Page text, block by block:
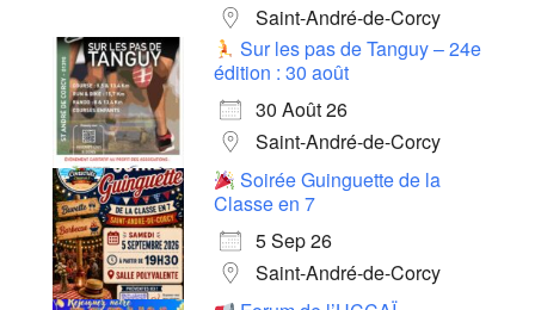
Saint-André-de-Corcy
Sur les pas de Tanguy – 24e
édition : 30 août
30 Août 26
Saint-André-de-Corcy
Soirée Guinguette de la
Classe en 7
5 Sep 26
Saint-André-de-Corcy